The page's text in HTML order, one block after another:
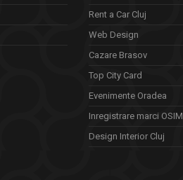
Rent a Car Cluj
Web Design
Cazare Brasov
Top City Card
Evenimente Oradea
Inregistrare marci OSIM
Design Interior Cluj